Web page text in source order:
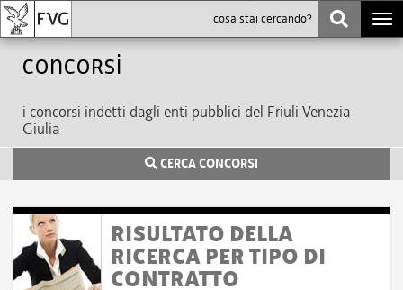
Concorsi
i concorsi indetti dagli enti pubblici del Friuli Venezia
Giulia
CERCA CONCORSI
RISULTATO DELLA
RICERCA PER TIPO DI
CONTRATTO